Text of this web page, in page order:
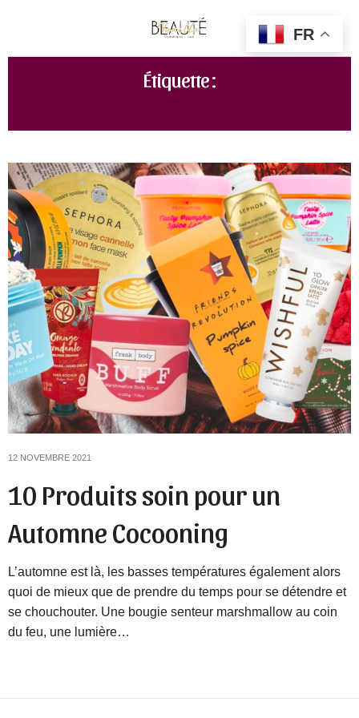
Étiquette :
12 NOVEMBRE 2021
10 Produits soin pour un
Automne Cocooning
L’automne est là, les basses températures également alors
quoi de mieux que de prendre du temps pour se détendre et
se chouchouter. Une bougie senteur marshmallow au coin
du feu, une lumière…
FR